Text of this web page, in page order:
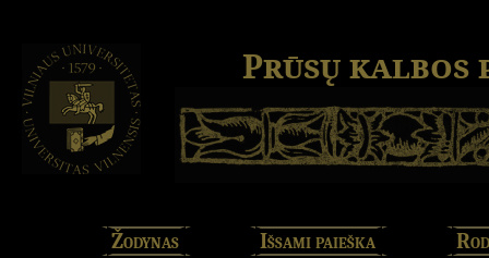
Prūsų kalbos
Žodynas Išsami paieška